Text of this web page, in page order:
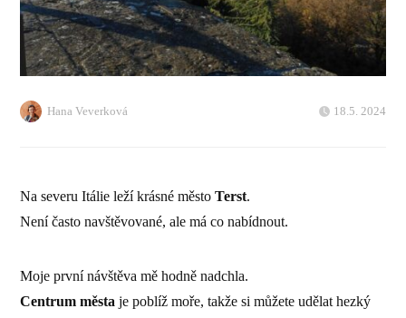
Hana Veverková 18.5. 2024
Na severu Itálie leží krásné městoTerst.
Není často navštěvované, ale má co nabídnout.
Moje první návštěva mě hodně nadchla.
Centrum města je poblíž moře, takže si můžete udělat hezký